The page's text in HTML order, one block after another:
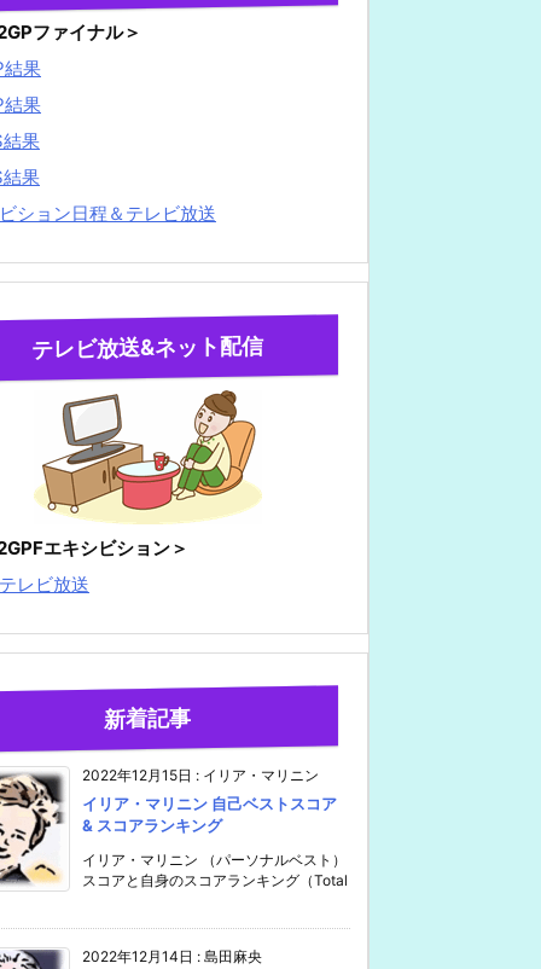
ファイナル＞
結果
結果
果
果
ション日程＆テレビ放送
テレビ放送&ネット配信
エキシビション＞
レビ放送
新着記事
2022年12月15日 : イリア・マリニン
イリア・マリニン 自己ベストスコア
& スコアランキング
イリア・マリニン （パーソナルベスト）
スコアと自身のスコアランキング（Total
2022年12月14日 : 島田麻央